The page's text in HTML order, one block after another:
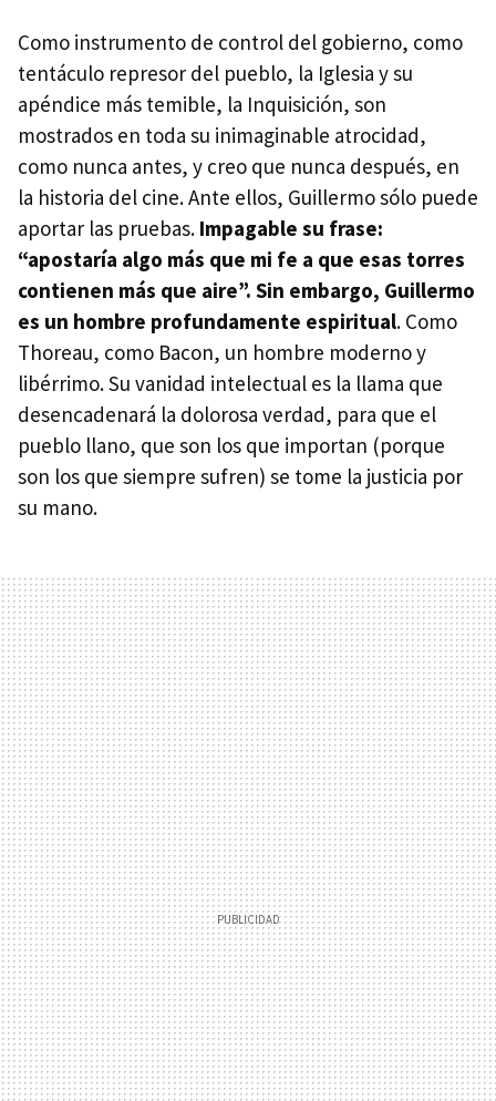
Como instrumento de control del gobierno, como
tentáculo represor del pueblo, la Iglesia y su
apéndice más temible, la Inquisición, son
mostrados en toda su inimaginable atrocidad,
como nunca antes, y creo que nunca después, en
la historia del cine. Ante ellos, Guillermo sólo puede
aportar las pruebas. Impagable su frase:
“apostaría algo más que mi fe a que esas torres
contienen más que aire”. Sin embargo, Guillermo
es un hombre profundamente espiritual. Como
Thoreau, como Bacon, un hombre moderno y
libérrimo. Su vanidad intelectual es la llama que
desencadenará la dolorosa verdad, para que el
pueblo llano, que son los que importan (porque
son los que siempre sufren) se tome la justicia por
su mano.